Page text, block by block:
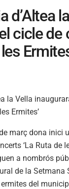
d’Altea
cicle de
març dona inici
‘La Ruta de
a nombrós
de la Setmana
del